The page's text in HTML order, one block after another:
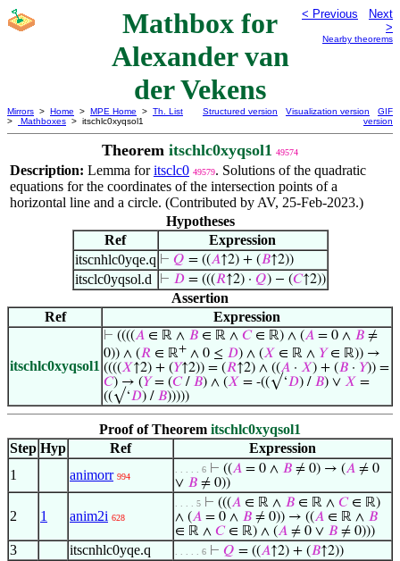
Mathbox for
Alexander van
der Vekens
< Previous
Next
>
Nearby theorems
Mirrors > Home > MPE Home > Th. List
>
Mathboxes > itschlc0xyqsol1
Structured version Visualization version
GIF
version
Theorem itschlc0xyqsol1 49574
Description: Lemma foritsclc0 49579. Solutions of the quadratic
equations for the coordinates of the intersection points of a
horizontal line and a circle. (Contributed by AV, 25-Feb-2023.)
Hypotheses
Ref
Expression
itscnhlc0yqe.q ⊢ 𝑄 = ((𝐴↑2) + (𝐵↑2))
itsclc0yqsol.d ⊢ 𝐷= (((𝑅↑2) · 𝑄) − (𝐶↑2))
Assertion
Ref
Expression
itschlc0xyqsol1
⊢ ((((𝐴 ∈ ℝ ∧ 𝐵 ∈ ℝ ∧ 𝐶∈ ℝ) ∧ (𝐴 = 0 ∧ 𝐵 ≠
0)) ∧ (𝑅 ∈ ℝ+ ∧ 0 ≤ 𝐷) ∧ (𝑋 ∈ ℝ ∧ 𝑌∈ ℝ)) →
((((𝑋↑2) + (𝑌↑2)) = (𝑅↑2) ∧ ((𝐴 · 𝑋) + (𝐵 · 𝑌)) =
𝐶) → (𝑌= (𝐶/ 𝐵) ∧ (𝑋 = -((√‘𝐷) / 𝐵) ∨ 𝑋 =
((√‘𝐷) / 𝐵)))))
Proof of Theorem itschlc0xyqsol1
Step Hyp Ref
Expression
1
animorr 994
. . . . . 6 ⊢ ((𝐴 = 0 ∧ 𝐵 ≠ 0) → (𝐴 ≠ 0
∨ 𝐵 ≠ 0))
2 1 anim2i 628
. . . . 5 ⊢ (((𝐴 ∈ ℝ ∧ 𝐵 ∈ ℝ ∧ 𝐶∈ ℝ)
∧ (𝐴 = 0 ∧ 𝐵 ≠ 0)) → ((𝐴 ∈ ℝ ∧ 𝐵
∈ ℝ ∧ 𝐶∈ ℝ) ∧ (𝐴 ≠ 0 ∨ 𝐵 ≠ 0)))
3 itscnhlc0yqe.q . . . . . 6 ⊢ 𝑄 = ((𝐴↑2) + (𝐵↑2))